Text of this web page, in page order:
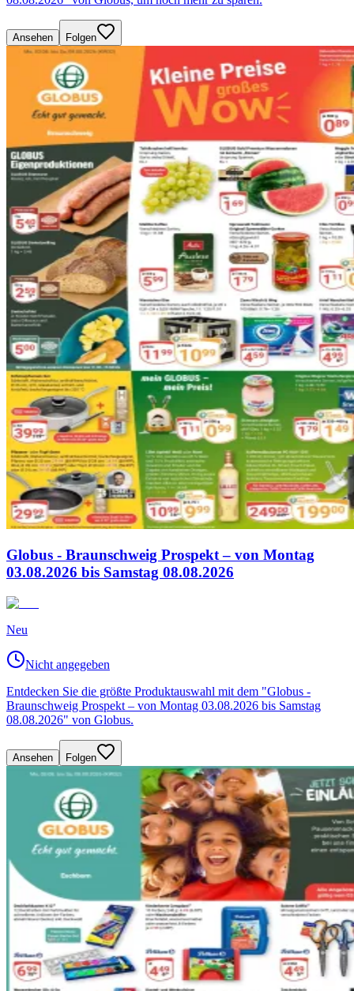
Ansehen Folgen
Globus - Braunschweig Prospekt – von Montag
03.08.2026 bis Samstag 08.08.2026
Neu
Nicht angegeben
Entdecken Sie die größte Produktauswahl mit dem "Globus -
Braunschweig Prospekt – von Montag 03.08.2026 bis Samstag
08.08.2026" von Globus.
Ansehen Folgen